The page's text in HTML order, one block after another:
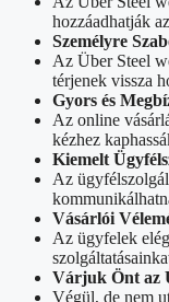
hozzáadhatják
Személyre
Az Über Steel
térjenek vissza
Gyors és
Az online
kézhez
Kiemelt
Az
Vásárlói
Az ügyfelek
Várjuk Önt az
Végül, de nem